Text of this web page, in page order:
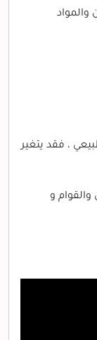
والمواد
، فقد يتغير
و